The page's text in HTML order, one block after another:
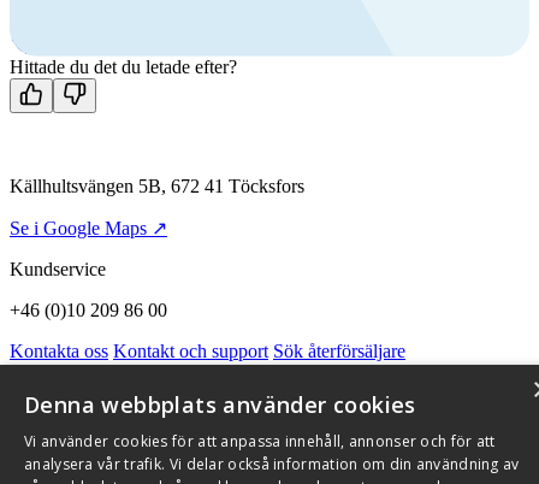
Kontakta oss
Hittade du det du letade efter?
Källhultsvängen 5B, 672 41 Töcksfors
Se i Google Maps ↗
Kundservice
+46 (0)10 209 86 00
Kontakta oss Kontakt och support Sök återförsäljare
Om Flexit
Aktuellt Miljö och kvalitetssäkring Alarmkoder
Qnister Visselblåsningsfunktion
© 2026 Flexit AB. Alla rättigheter förbehållna
Denna webbplats använder cookies
Vi använder cookies för att anpassa innehåll, annonser och för att
analysera vår trafik. Vi delar också information om din användning av